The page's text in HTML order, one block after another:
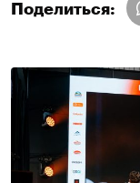
Поделиться: